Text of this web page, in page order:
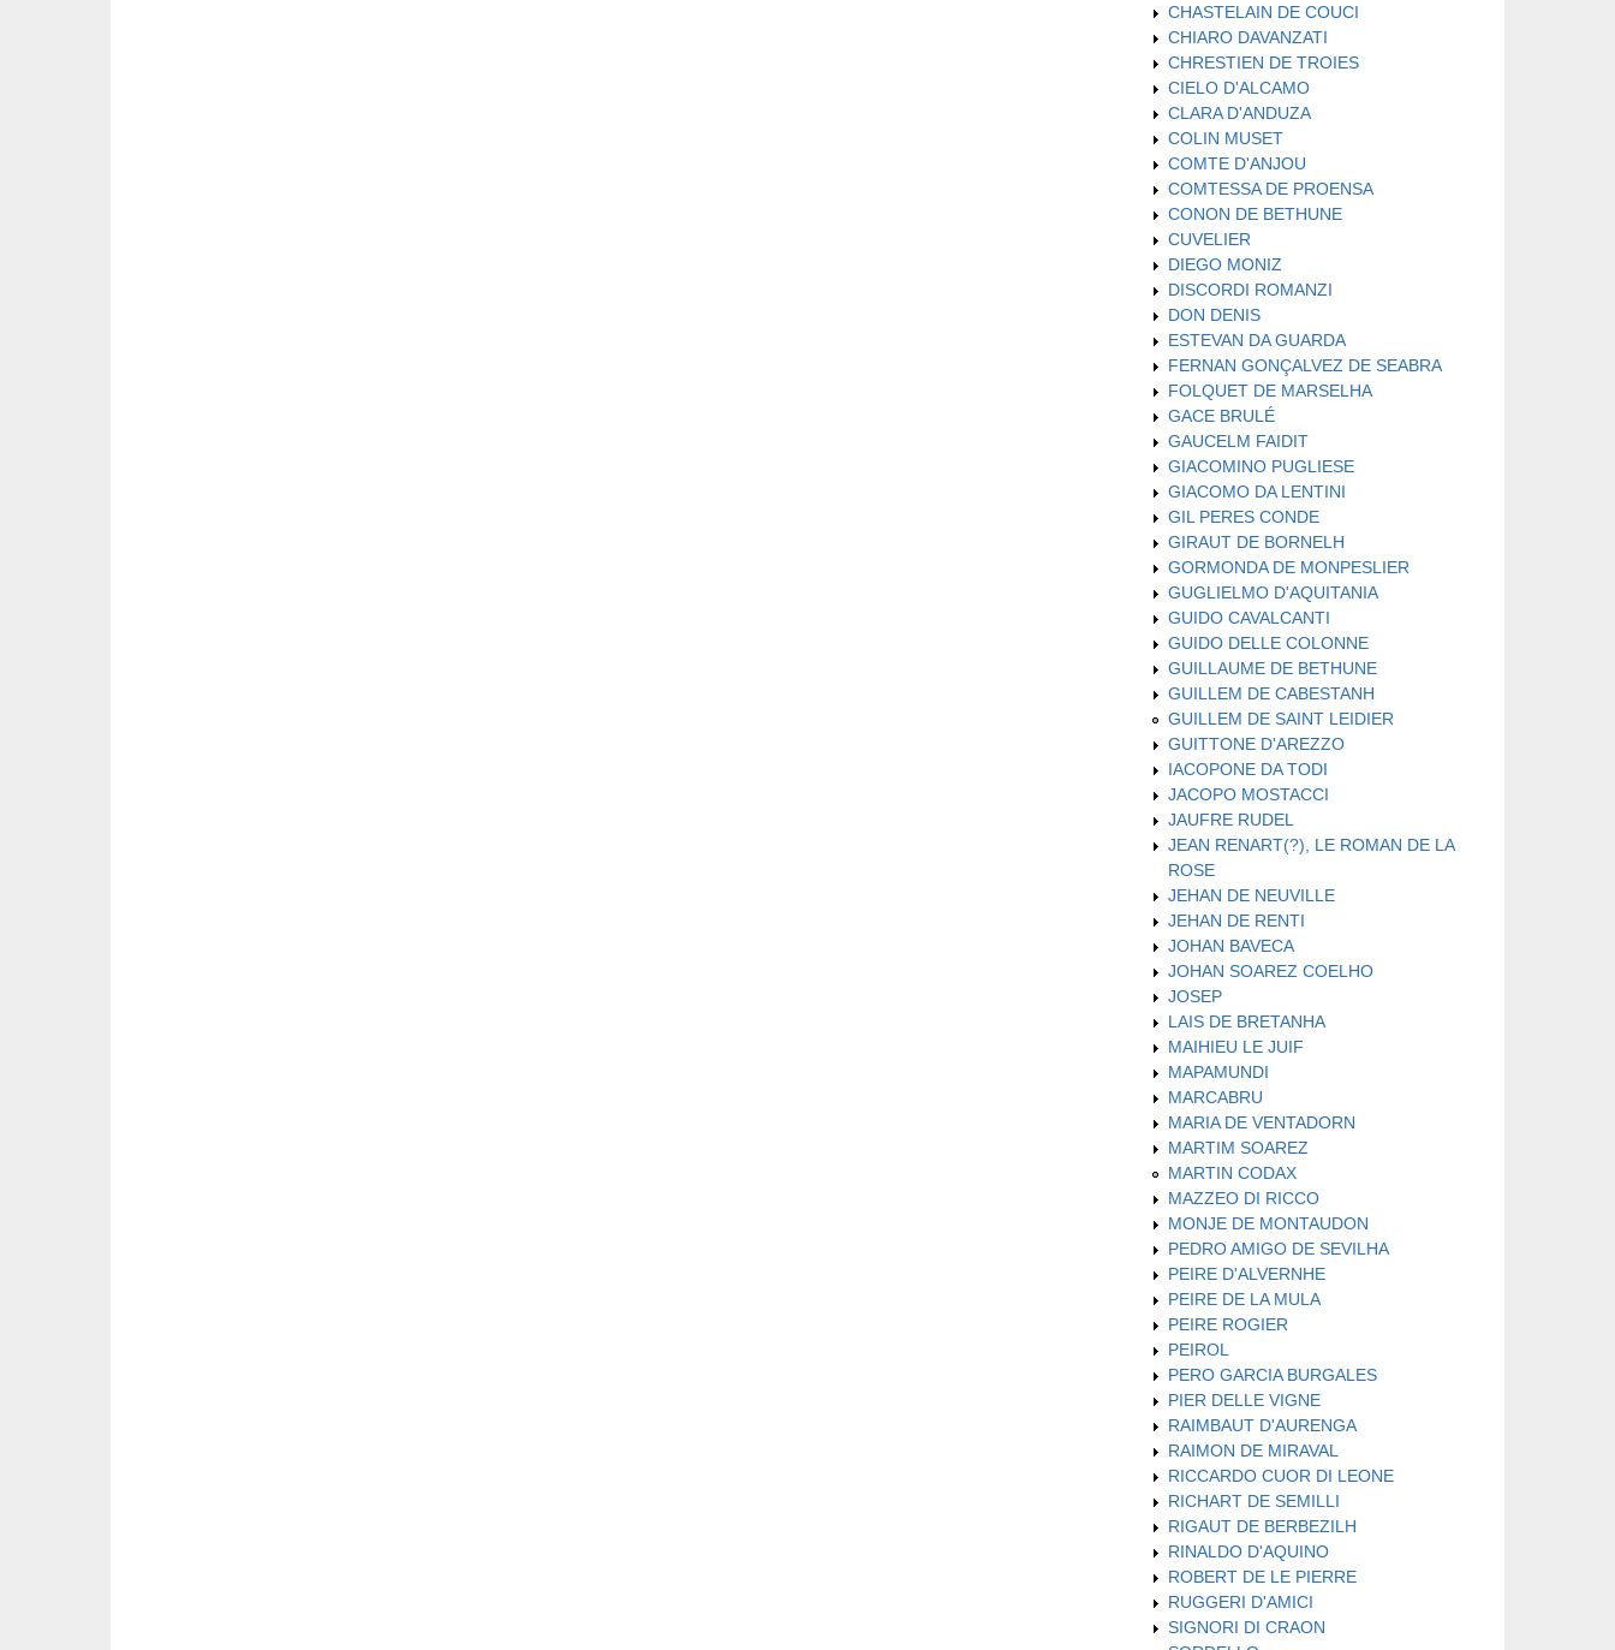
CHASTELAIN DE COUCI
CHIARO DAVANZATI
CHRESTIEN DE TROIES
CIELO D'ALCAMO
CLARA D'ANDUZA
COLIN MUSET
COMTE D'ANJOU
COMTESSA DE PROENSA
CONON DE BETHUNE
CUVELIER
DIEGO MONIZ
DISCORDI ROMANZI
DON DENIS
ESTEVAN DA GUARDA
FERNAN GONÇALVEZ DE SEABRA
FOLQUET DE MARSELHA
GACE BRULÉ
GAUCELM FAIDIT
GIACOMINO PUGLIESE
GIACOMO DA LENTINI
GIL PERES CONDE
GIRAUT DE BORNELH
GORMONDA DE MONPESLIER
GUGLIELMO D'AQUITANIA
GUIDO CAVALCANTI
GUIDO DELLE COLONNE
GUILLAUME DE BETHUNE
GUILLEM DE CABESTANH
GUILLEM DE SAINT LEIDIER
GUITTONE D'AREZZO
IACOPONE DA TODI
JACOPO MOSTACCI
JAUFRE RUDEL
JEAN RENART(?), LE ROMAN DE LA
ROSE
JEHAN DE NEUVILLE
JEHAN DE RENTI
JOHAN BAVECA
JOHAN SOAREZ COELHO
JOSEP
LAIS DE BRETANHA
MAIHIEU LE JUIF
MAPAMUNDI
MARCABRU
MARIA DE VENTADORN
MARTIM SOAREZ
MARTIN CODAX
MAZZEO DI RICCO
MONJE DE MONTAUDON
PEDRO AMIGO DE SEVILHA
PEIRE D'ALVERNHE
PEIRE DE LA MULA
PEIRE ROGIER
PEIROL
PERO GARCIA BURGALES
PIER DELLE VIGNE
RAIMBAUT D'AURENGA
RAIMON DE MIRAVAL
RICCARDO CUOR DI LEONE
RICHART DE SEMILLI
RIGAUT DE BERBEZILH
RINALDO D'AQUINO
ROBERT DE LE PIERRE
RUGGERI D'AMICI
SIGNORI DI CRAON